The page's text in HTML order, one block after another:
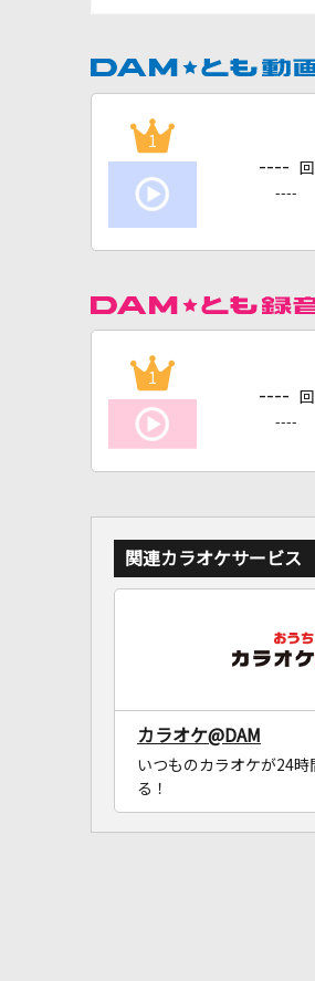
1
---- 回
----
1
---- 回
----
関連カラオケサービス
カラオケ@DAM
いつものカラオケが24時
る！